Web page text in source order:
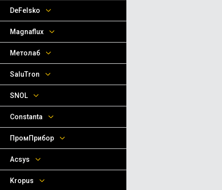
DeFelsko
Magnaflux
Метолаб
SaluTron
SNOL
Сonstanta
ПромПрибор
Acsys
Kropus